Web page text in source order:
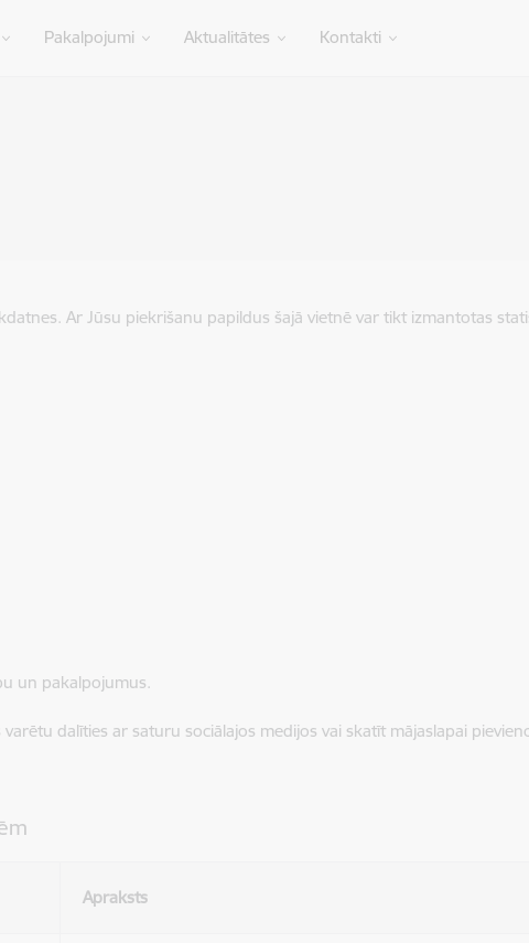
Pakalpojumi Aktualitātes Kontakti
Ar Jūsu piekrišanu papildus šajā vietnē var tikt izmantotas
un pakalpojumus.
dalīties ar saturu sociālajos medijos vai skatīt mājaslapai
Apraksts